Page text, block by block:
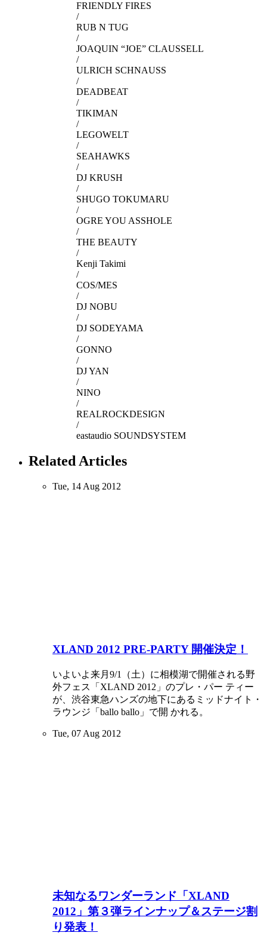
FRIENDLY FIRES
/
RUB N TUG
/
JOAQUIN “JOE” CLAUSSELL
/
ULRICH SCHNAUSS
/
DEADBEAT
/
TIKIMAN
/
LEGOWELT
/
SEAHAWKS
/
DJ KRUSH
/
SHUGO TOKUMARU
/
OGRE YOU ASSHOLE
/
THE BEAUTY
/
Kenji Takimi
/
COS/MES
/
DJ NOBU
/
DJ SODEYAMA
/
GONNO
/
DJ YAN
/
NINO
/
REALROCKDESIGN
/
eastaudio SOUNDSYSTEM
Related Articles
Tue, 14 Aug 2012
XLAND 2012 PRE-PARTY 開催決定！
いよいよ来月9/1（土）に相模湖で開催される野
外フェス「XLAND 2012」のプレ・パー ティー
が、渋谷東急ハンズの地下にあるミッドナイト・
ラウンジ「ballo ballo」で開 かれる。
Tue, 07 Aug 2012
未知なるワンダーランド「XLAND
2012」第３弾ラインナップ＆ステージ割
り発表！